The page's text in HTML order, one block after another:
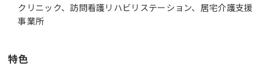
クリニック、訪問看護リハビリステーション、居宅介護支援
事業所
特色